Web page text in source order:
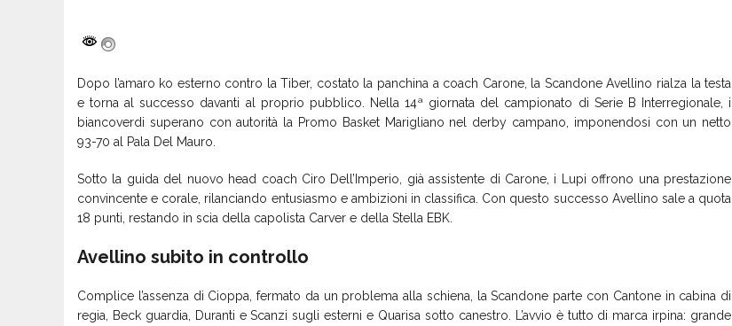
Dopo l’amaro ko esterno contro la Tiber, costato la panchina a coach Carone, la Scandone Avellino rialza la testa
e torna al successo davanti al proprio pubblico. Nella 14ª giornata del campionato di Serie B Interregionale, i
biancoverdi superano con autorità la Promo Basket Marigliano nel derby campano, imponendosi con un netto
93-70 al Pala Del Mauro.
Sotto la guida del nuovo head coach Ciro Dell’Imperio, già assistente di Carone, i Lupi offrono una prestazione
convincente e corale, rilanciando entusiasmo e ambizioni in classifica. Con questo successo Avellino sale a quota
18 punti, restando in scia della capolista Carver e della Stella EBK.
Avellino subito in controllo
Complice l’assenza di Cioppa, fermato da un problema alla schiena, la Scandone parte con Cantone in cabina di
regia, Beck guardia, Duranti e Scanzi sugli esterni e Quarisa sotto canestro. L’avvio è tutto di marca irpina: grande